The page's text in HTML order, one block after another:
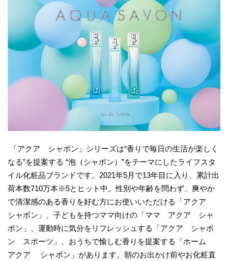
「アクア シャボン」シリーズは“香りで毎日の生活が楽しく
なる”を提案する “泡（シャボン）”をテーマにしたライフスタ
イル化粧品ブランドです。2021年5月で13年目に入り、累計出
荷本数710万本※5とヒット中。性別や年齢を問わず、爽やか
で清潔感のある香りを好む方にお使いいただける「アクア
シャボン」、子どもを持つママ向けの「ママ アクア シャ
ボン」、運動時に気分をリフレッシュする「アクア シャボ
ン スポーツ」、おうちで愉しむ香りを提案する「ホーム
アクア シャボン」があります。朝のお出かけ前やお化粧直